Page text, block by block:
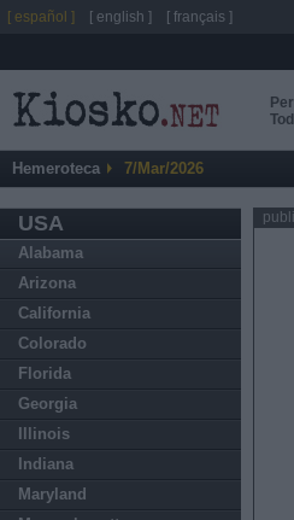
Hemeroteca 7/Mar/2026
USA
Alabama
Arizona
California
Colorado
Florida
Georgia
Illinois
Indiana
Maryland
[ español ] [ english ] [ français ]